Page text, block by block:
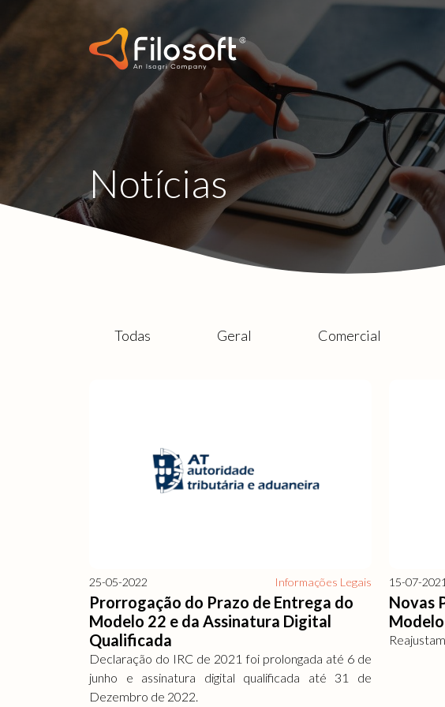
Notícias
Todas Geral Comercial
25-05-2022 Informações Legais
Prorrogação do Prazo de Entrega do
Modelo 22 e da Assinatura Digital
Qualificada
Declaração do IRC de 2021 foi prolongada até 6 de
junho e assinatura digital qualificada até 31 de
Dezembro de 2022.
15-07-2021
Novas
Modelo